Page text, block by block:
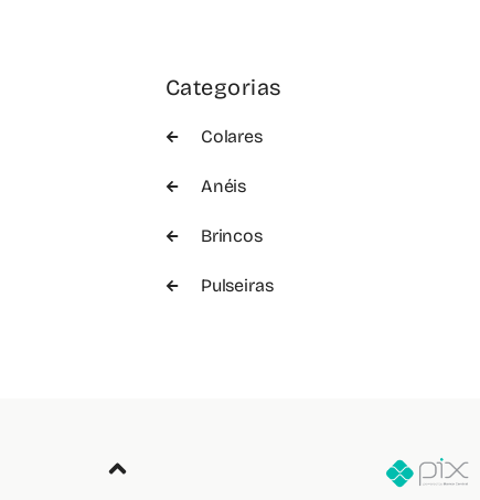
Categorias
Colares
Anéis
Brincos
Pulseiras